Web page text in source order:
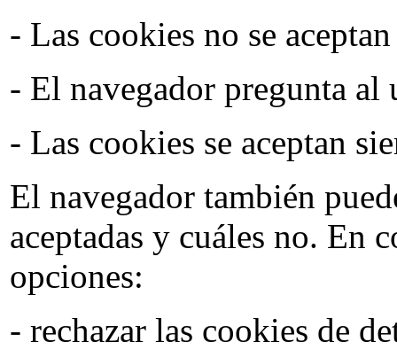
- Las cookies no se
- El navegador pregunta al
- Las cookies se aceptan
El navegador también
aceptadas y cuáles no. En
opciones:
- rechazar las cookies de